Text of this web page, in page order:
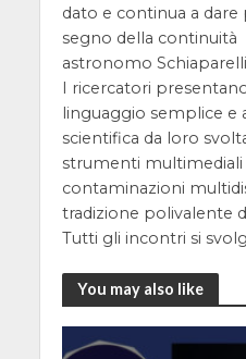
dato e continua a dare
segno della continuità
astronomo
I ricercatori
linguaggio semplice e
scientifica da loro
strumenti
contaminazioni
tradizione polivalente
Tutti gli incontri si
You may also like